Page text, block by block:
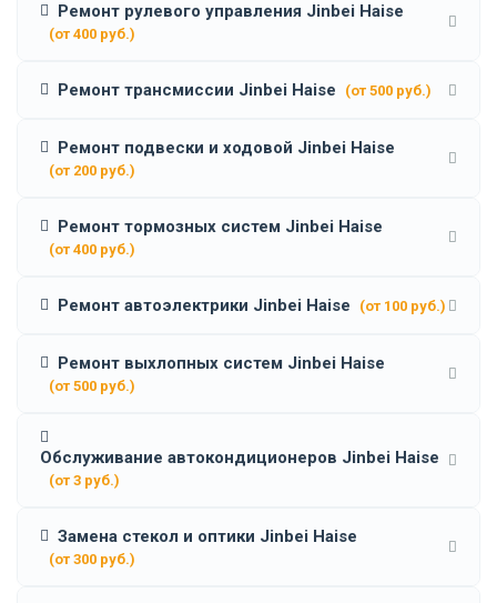
Ремонт рулевого управления Jinbei Haise
(от 400 руб.)
Ремонт трансмиссии Jinbei Haise (от 500 руб.)
Ремонт подвески и ходовой Jinbei Haise
(от 200 руб.)
Ремонт тормозных систем Jinbei Haise
(от 400 руб.)
Ремонт автоэлектрики Jinbei Haise (от 100 руб.)
Ремонт выхлопных систем Jinbei Haise
(от 500 руб.)
Обслуживание автокондиционеров Jinbei Haise
(от 3 руб.)
Замена стекол и оптики Jinbei Haise
(от 300 руб.)